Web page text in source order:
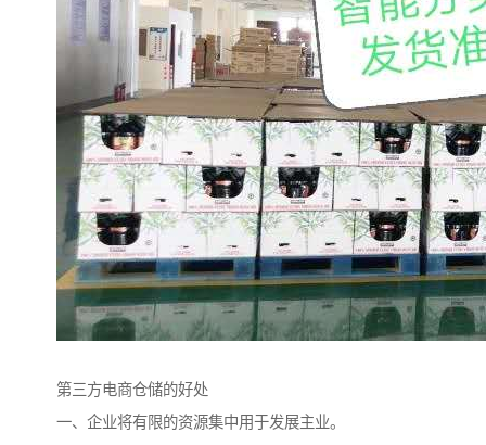
第三方电商仓储的好处
一、企业将有限的资源集中用于发展主业。